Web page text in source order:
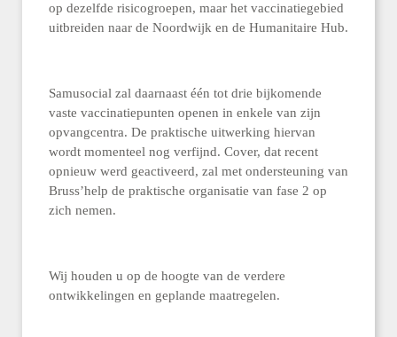
op dezelfde risicogroepen, maar het vaccinatiegebied
uitbreiden naar de Noordwijk en de Humanitaire Hub.
Samusocial zal daarnaast één tot drie bijkomende
vaste vaccinatiepunten openen in enkele van zijn
opvangcentra. De praktische uitwerking hiervan
wordt momenteel nog verfijnd. Cover, dat recent
opnieuw werd geactiveerd, zal met ondersteuning van
Bruss’help de praktische organisatie van fase 2 op
zich nemen.
Wij houden u op de hoogte van de verdere
ontwikkelingen en geplande maatregelen.